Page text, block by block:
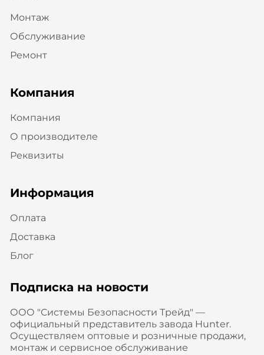
Монтаж
Обслуживание
Ремонт
Компания
Компания
О производителе
Реквизиты
Информация
Оплата
Доставка
Блог
Подписка на новости
ООО "Системы Безопасности Трейд" —
официальный представитель завода Hunter.
Осуществляем оптовые и розничные продажи,
монтаж и сервисное обслуживание